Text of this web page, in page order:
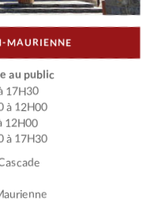
MAURIENNE
au public
17H30
à 12H00
12H00
à 17H30